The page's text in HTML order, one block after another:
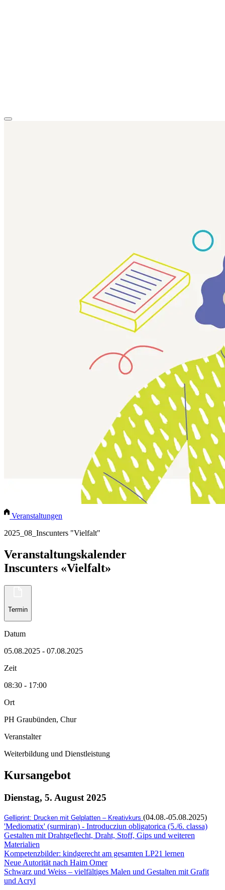
Veranstaltungen
2025_08_Inscunters "Vielfalt"
Veranstaltungskalender
Inscunters «Vielfalt»
Termin
Datum
05.08.2025 - 07.08.2025
Zeit
08:30 - 17:00
Ort
PH Graubünden, Chur
Veranstalter
Weiterbildung und Dienstleistung
Kursangebot
Dienstag, 5. August 2025
Gelliprint: Drucken mit Gelplatten – Kreativkurs (04.08.-05.08.2025)
'Mediomatix' (surmiran) - Introducziun obligatorica (5./6. classa)
Gestalten mit Drahtgeflecht, Draht, Stoff, Gips und weiteren
Materialien
Kompetenzbilder: kindgerecht am gesamten LP21 lernen
Neue Autorität nach Haim Omer
Schwarz und Weiss – vielfältiges Malen und Gestalten mit Grafit
und Acryl